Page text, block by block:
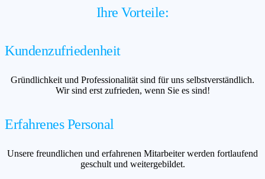
Ihre Vorteile:
Kundenzufriedenheit
Gründlichkeit und Professionalität sind für uns selbstverständlich.
Wir sind erst zufrieden, wenn Sie es sind!
Erfahrenes Personal
Unsere freundlichen und erfahrenen Mitarbeiter werden fortlaufend
geschult und weitergebildet.